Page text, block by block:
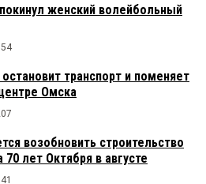
женский волейбольный
транспорт и поменяет
Омска
возобновить строительство
лет Октября в августе